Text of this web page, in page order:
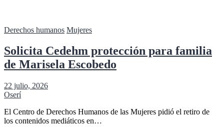
Derechos humanos Mujeres
Solicita Cedehm protección para familia
de Marisela Escobedo
22 julio, 2026
Oserí
El Centro de Derechos Humanos de las Mujeres pidió el retiro de
los contenidos mediáticos en…